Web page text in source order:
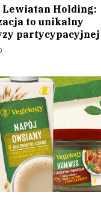
Lewiatan Holding:
to unikalny
partycypacyjnej